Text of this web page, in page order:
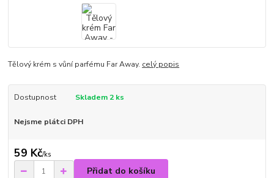
Tělový krém s vůní parfému Far Away. celý popis
Dostupnost Skladem 2 ks
Nejsme plátci DPH
59 Kč/ks
Přidat do košíku